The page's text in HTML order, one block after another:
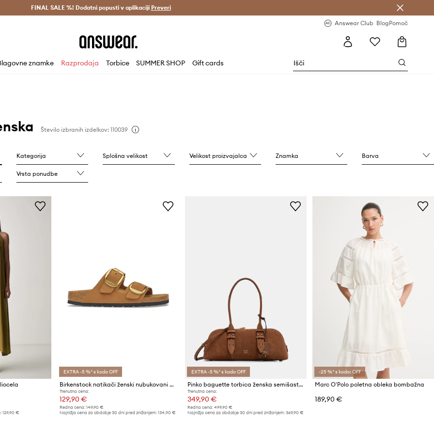
Dostava v 3 dneh > Prihrani z vpisom v Answear Club >
FINAL SALE %! Dodatni popusti v aplikaciji Preveri
Answear Club BlogPomoč
znamke Razprodaja Torbice SUMMER SHOP Gift cards
Število izbranih izdelkov: 110039
Kategorija Splošna velikost Velikost proizvajalca Znamka Barva
Vrsta ponudbe
129,90 €
EXTRA -5 %* s kodo OFF
Birkenstock natikači ženski nubukovani Arizona Big Buckle Nubuck Leather
Trenutna cena:
129,90 €
Redna cena: 149,90 €
Najnižja cena za obdobje 30 dni pred znižanjem: 134,90 €
EXTRA -5 %* s kodo OFF
Pinko baguette torbica ženska semišasta
Trenutna cena:
349,90 €
Redna cena: 499,90 €
Najnižja cena za obdobje 30 dni pred znižanjem: 369,90 €
-25 %* s kodo: OFF
Marc O'Polo poletna obleka bombažna
189,90 €